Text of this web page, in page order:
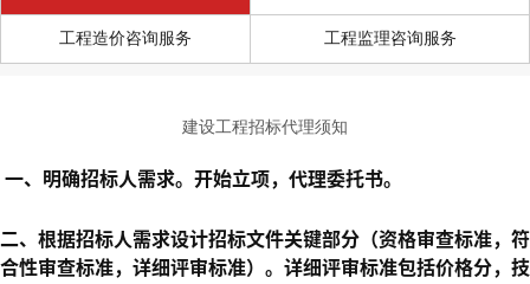
工程造价咨询服务 工程监理咨询服务
建设工程招标代理须知
一、明确招标人需求。开始立项，代理委托书。
二、根据招标人需求设计招标文件关键部分（资格审查标准，符
合性审查标准，详细评审标准）。详细评审标准包括价格分，技